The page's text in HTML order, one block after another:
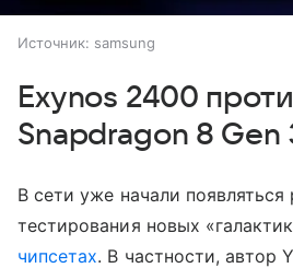
Источник: samsung
Exynos 2400
Snapdragon 8 Gen
В сети уже начали появляться
тестирования новых
чипсетах. В частности, автор